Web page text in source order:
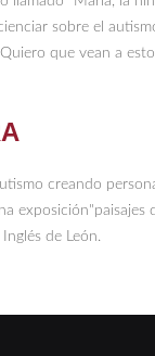
sobre el
que vean a
creando
exposición"paisajes
de León.